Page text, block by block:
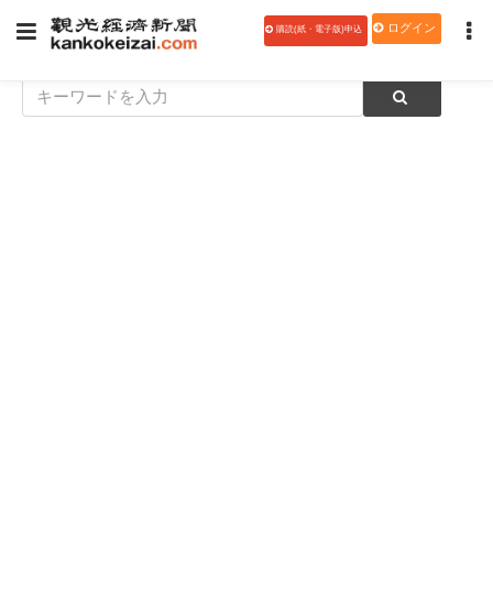
購読(紙・電子版)申込 ログイン